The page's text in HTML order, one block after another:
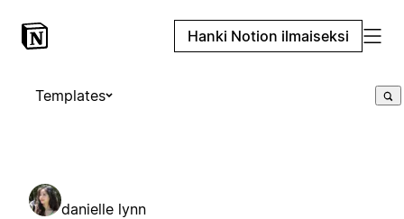
Hanki Notion ilmaiseksi
Templates
danielle lynn